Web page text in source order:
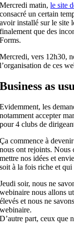
Mercredi matin,le site
consacré un certain
avoir installé sur le site
finalement que des
Forms.
Mercredi, vers 12h30,
l’organisation de ces
Business as
Evidemment, les
notamment accepter
pour 4 clubs de
Ça commence à
nous ont rejoints. Nous
mettre nos idéeset
soit à la fois richeet qui
Jeudi soir, nous ne
webinaire nous allons
élevéset nous ne
webinaire.
D’autre part, ceux que